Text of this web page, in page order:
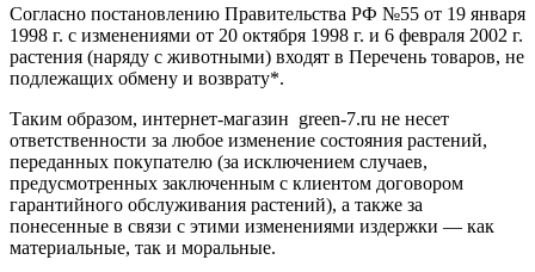
Согласно постановлению Правительства РФ №55 от 19 января
1998 г. с изменениями от 20 октября 1998 г. и 6 февраля 2002 г.
растения (наряду с животными) входят в Перечень товаров, не
подлежащих обмену и возврату*.
Таким образом, интернет-магазин green-7.ru не несет
ответственности за любое изменение состояния растений,
переданных покупателю (за исключением случаев,
предусмотренных заключенным с клиентом договором
гарантийного обслуживания растений), а также за
понесенные в связи с этими изменениями издержки — как
материальные, так и моральные.